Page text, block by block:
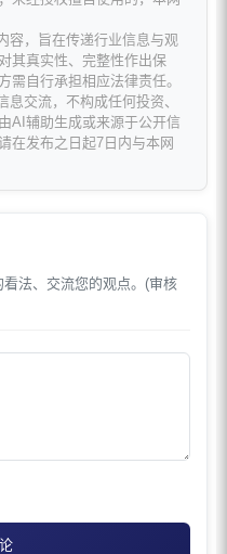
容，旨在传递行业信息与观
其真实性、完整性作出保
需自行承担相应法律责任。
交流，不构成任何投资、
AI辅助生成或来源于公开信
在发布之日起7日内与本网
法、交流您的观点。(审核